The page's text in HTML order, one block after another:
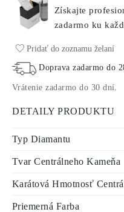
Získajte
zadarmo ku
Pridať do zoznamu želaní
Doprava zadarmo do
Vrátenie zadarmo do 30 dní
DETAILY PRODUKTU
Typ Diamantu
Tvar Centrálneho Kameňa
Karátová Hmotnosť
Priemerná Farba